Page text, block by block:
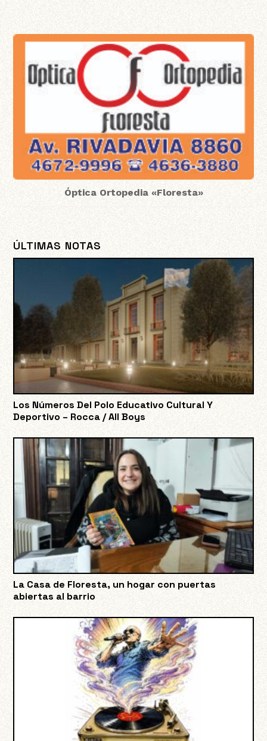
Óptica Ortopedia «Floresta»
ÚLTIMAS NOTAS
Los Números Del Polo Educativo Cultural Y
Deportivo – Rocca / All Boys
La Casa de Floresta, un hogar con puertas
abiertas al barrio